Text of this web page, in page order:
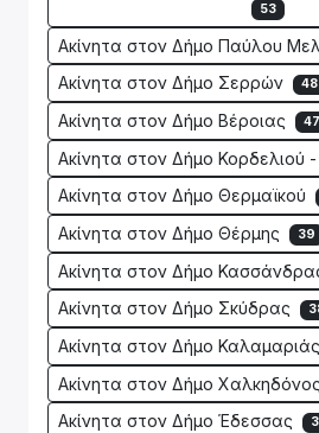
53
Ακίνητα στον Δήμο Παύλου
Ακίνητα στον Δήμο Σερρών 48
Ακίνητα στον Δήμο Βέροιας 47
Ακίνητα στον Δήμο Κορδελιού
Ακίνητα στον Δήμο Θερμαϊκού
Ακίνητα στον Δήμο Θέρμης 39
Ακίνητα στον Δήμο
Ακίνητα στον Δήμο Σκύδρας
Ακίνητα στον Δήμο Καλαμαριάς
Ακίνητα στον Δήμο Χαλκηδόνος
Ακίνητα στον Δήμο Έδεσσας